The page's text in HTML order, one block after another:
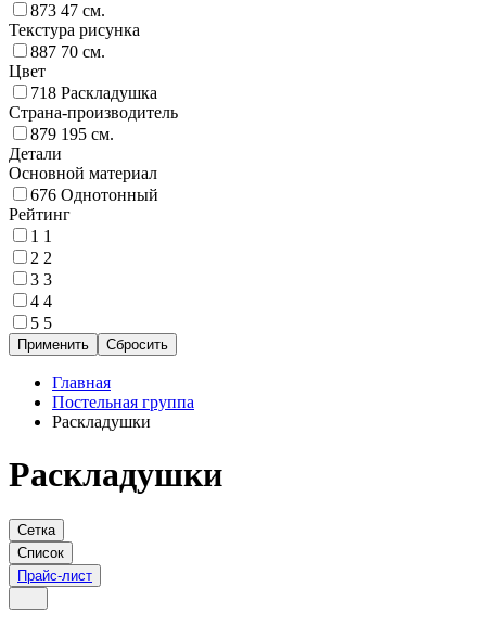
873 47 см.
Текстура рисунка
887 70 см.
Цвет
718 Раскладушка
Страна-производитель
879 195 см.
Детали
Основной материал
676 Однотонный
Рейтинг
1 1
2 2
3 3
4 4
5 5
Главная
Постельная группа
Раскладушки
Раскладушки
Сетка
Список
Прайс-лист